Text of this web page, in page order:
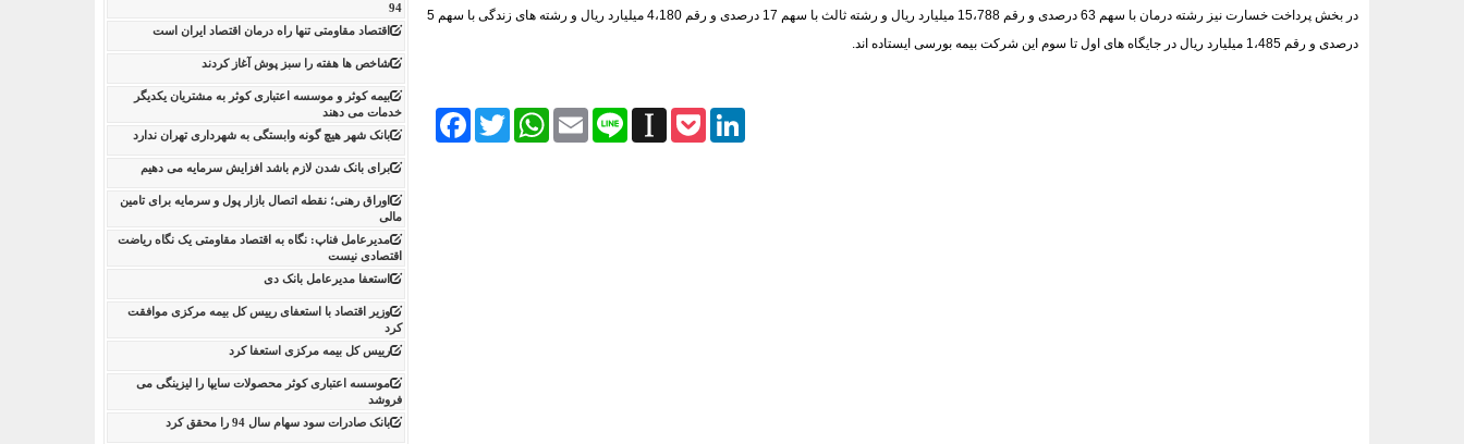
94
اقتصاد مقاومتی تنها راه درمان اقتصاد ایران است
شاخص ها هفته را سبز پوش آغاز کردند
بیمه کوثر و موسسه اعتباری کوثر به مشتریان یکدیگر
خدمات می دهند
بانک شهر هیچ گونه وابستگی به شهرداری تهران ندارد
برای بانک شدن لازم باشد افزایش سرمایه می دهیم
اوراق رهنی؛ نقطه اتصال بازار پول و سرمایه برای تامین
مالی
مدیرعامل فناپ: نگاه به اقتصاد مقاومتی یک نگاه ریاضت
اقتصادی نیست
استعفا مدیرعامل بانک دی
وزیر اقتصاد با استعفای رییس کل بیمه مرکزی موافقت
کرد
رییس کل بیمه مرکزی استعفا کرد
موسسه اعتباری کوثر محصولات سایپا را لیزینگی می
فروشد
بانک صادرات سود سهام سال 94 را محقق کرد
در بخش پرداخت خسارت نیز رشته درمان با سهم 63 درصدی و رقم 15،788 میلیارد ریال و رشته ثالث با سهم 17 درصدی و رقم 4،180 میلیارد ریال و رشته های زندگی با سهم 5
درصدی و رقم 1،485 میلیارد ریال در جایگاه های اول تا سوم این شرکت بیمه بورسی ایستاده اند.
Facebook TwitterWhatsApp Email LineInstapaper PocketLinkedIn